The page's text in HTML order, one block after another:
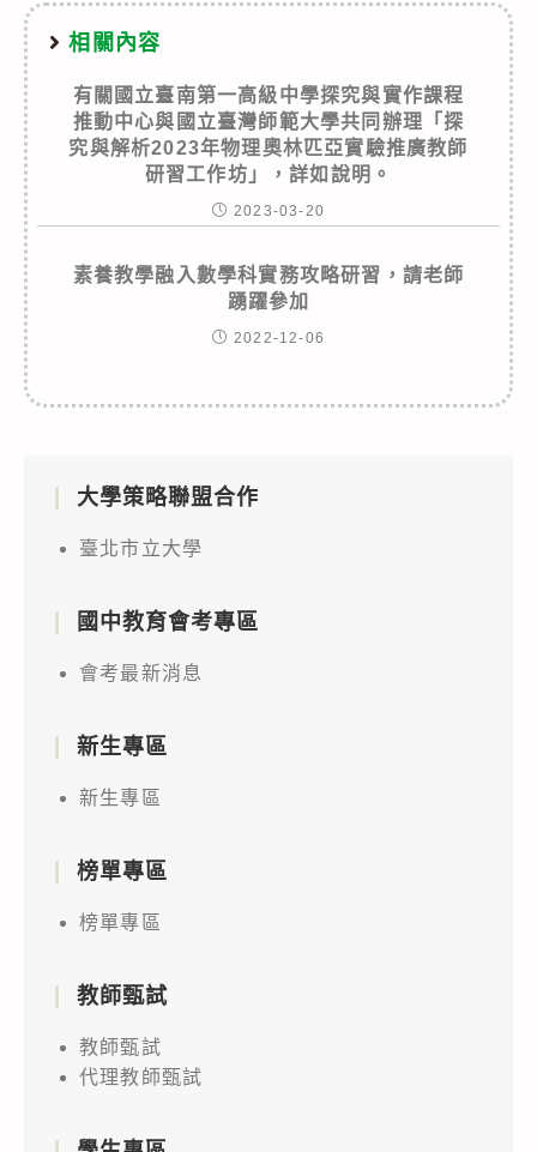
相關內容
有關國立臺南第一高級中學探究與實作課程
推動中心與國立臺灣師範大學共同辦理「探
究與解析2023年物理奧林匹亞實驗推廣教師
研習工作坊」，詳如說明。
2023-03-20
素養教學融入數學科實務攻略研習，請老師
踴躍參加
2022-12-06
大學策略聯盟合作
臺北市立大學
國中教育會考專區
會考最新消息
新生專區
新生專區
榜單專區
榜單專區
教師甄試
教師甄試
代理教師甄試